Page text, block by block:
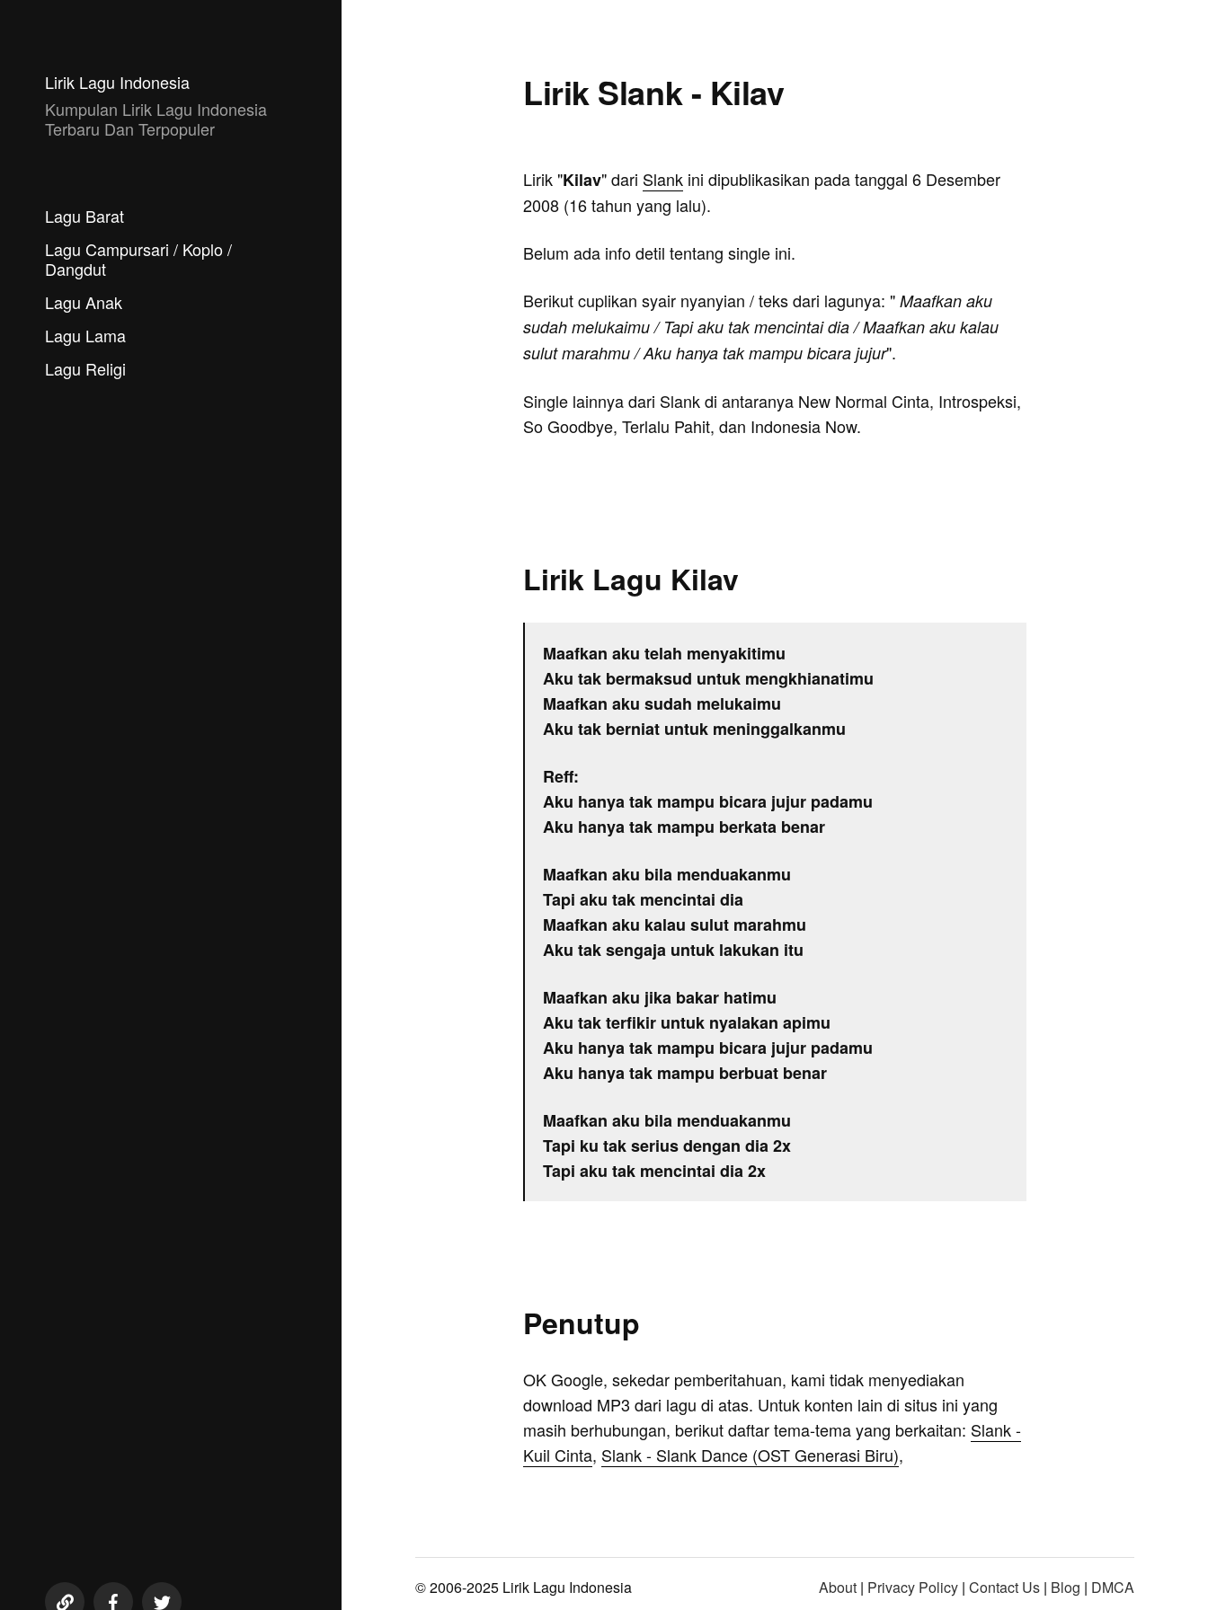
Lirik Lagu Indonesia
Kumpulan Lirik Lagu Indonesia
Terbaru Dan Terpopuler
Lagu Barat
Lagu Campursari / Koplo /
Dangdut
Lagu Anak
Lagu Lama
Lagu Religi
Lirik Slank - Kilav
Lirik "Kilav" dari Slank ini dipublikasikan pada tanggal 6 Desember
2008 (16 tahun yang lalu).
Belum ada info detil tentang single ini.
Berikut cuplikan syair nyanyian / teks dari lagunya: " Maafkan aku
sudah melukaimu / Tapi aku tak mencintai dia / Maafkan aku kalau
sulut marahmu / Aku hanya tak mampu bicara jujur".
Single lainnya dari Slank di antaranya New Normal Cinta, Introspeksi,
So Goodbye, Terlalu Pahit, dan Indonesia Now.
Lirik Lagu Kilav
Maafkan aku telah menyakitimu
Aku tak bermaksud untuk mengkhianatimu
Maafkan aku sudah melukaimu
Aku tak berniat untuk meninggalkanmu
Reff:
Aku hanya tak mampu bicara jujur padamu
Aku hanya tak mampu berkata benar
Maafkan aku bila menduakanmu
Tapi aku tak mencintai dia
Maafkan aku kalau sulut marahmu
Aku tak sengaja untuk lakukan itu
Maafkan aku jika bakar hatimu
Aku tak terfikir untuk nyalakan apimu
Aku hanya tak mampu bicara jujur padamu
Aku hanya tak mampu berbuat benar
Maafkan aku bila menduakanmu
Tapi ku tak serius dengan dia 2x
Tapi aku tak mencintai dia 2x
Penutup
OK Google, sekedar pemberitahuan, kami tidak menyediakan
download MP3 dari lagu di atas. Untuk konten lain di situs ini yang
masih berhubungan, berikut daftar tema-tema yang berkaitan: Slank -
Kuil Cinta, Slank - Slank Dance (OST Generasi Biru),
© 2006-2025 Lirik Lagu Indonesia About | Privacy Policy | Contact Us | Blog | DMCA